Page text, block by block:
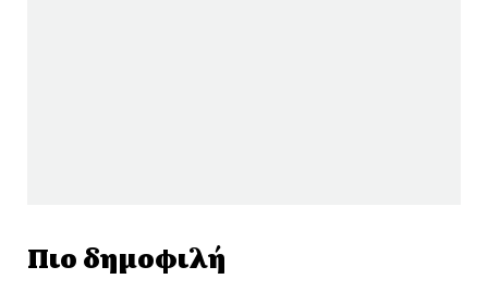
Πιο δημοφιλή